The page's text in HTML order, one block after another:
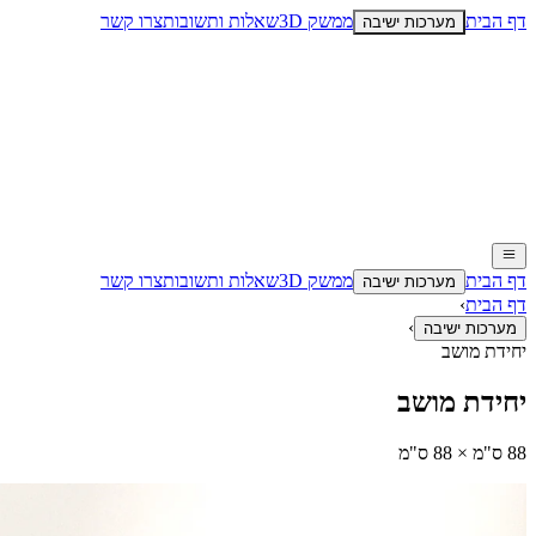
דף הבית מערכות ישיבה ממשק 3D שאלות ותשובותצרו קשר
דף הבית מערכות ישיבה ממשק 3D שאלות ותשובותצרו קשר
דף הבית›
מערכות ישיבה
›
יחידת מושב
יחידת מושב
88 ס"מ × 88 ס"מ